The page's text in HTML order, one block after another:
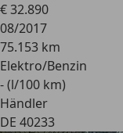
€ 32.890
08/2017
75.153 km
Elektro/Benzin
- (l/100 km)
Händler
DE 40233